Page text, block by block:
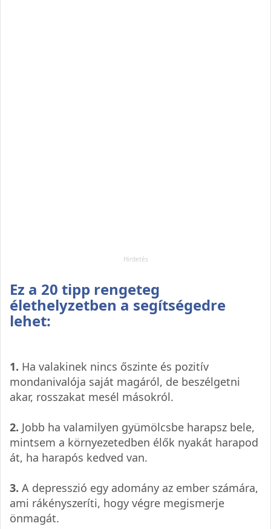
Ez a 20 tipp rengeteg
élethelyzetben a segítségedre
lehet:
1. Ha valakinek nincs őszinte és pozitív
mondanivalója saját magáról, de beszélgetni
akar, rosszakat mesél másokról.
2. Jobb ha valamilyen gyümölcsbe harapsz bele,
mintsem a környezetedben élők nyakát harapod
át, ha harapós kedved van.
3. A depresszió egy adomány az ember számára,
ami rákényszeríti, hogy végre megismerje
önmagát.